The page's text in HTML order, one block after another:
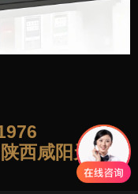
西咸阳天山产